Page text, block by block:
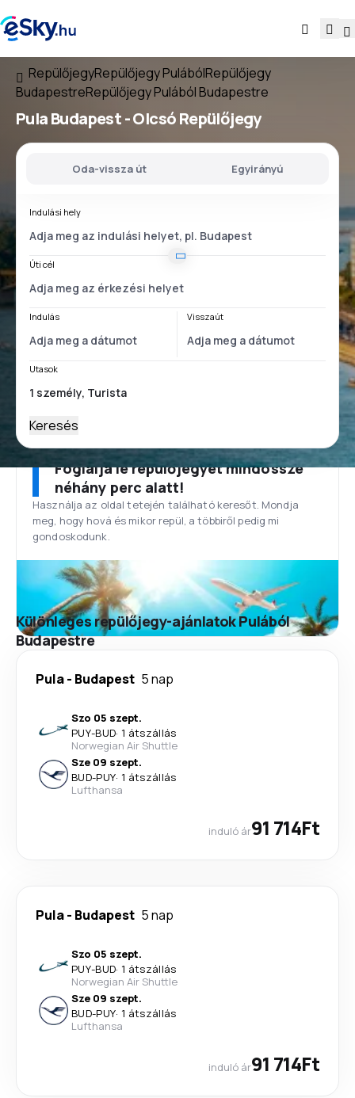
RepülőjegyRepülőjegy PulábólRepülőjegy
BudapestreRepülőjegy Pulából Budapestre
Pula Budapest- Olcsó Repülőjegy
Oda-vissza út Egyirányú
Indulási hely
Úti cél
Indulás Visszaút
Utasok
Keresés
Foglalja le repülőjegyét mindössze
néhány perc alatt!
Használja az oldal tetején található keresőt. Mondja
meg, hogy hová és mikor repül, a többiről pedig mi
gondoskodunk.
Különleges repülőjegy-ajánlatok Pulából
Budapestre
Pula- Budapest 5 nap
Szo 05 szept.
PUY-BUD· 1 átszállás
Norwegian Air Shuttle
Sze 09 szept.
BUD-PUY· 1 átszállás
Lufthansa
induló ár91 714Ft
Pula- Budapest 5 nap
Szo 05 szept.
PUY-BUD· 1 átszállás
Norwegian Air Shuttle
Sze 09 szept.
BUD-PUY· 1 átszállás
Lufthansa
induló ár91 714Ft